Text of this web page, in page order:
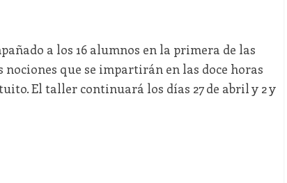
a los 16 alumnos en la primera de las
que se impartirán en las doce horas
El taller continuará los días 27 de abril y 2 y